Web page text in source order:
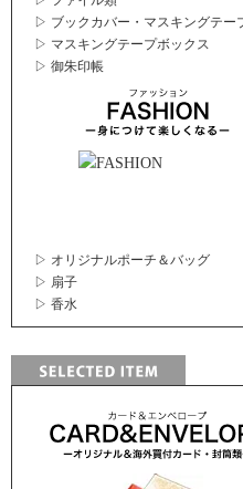
▷ ブックカバー・マスキングテー
▷ マスキングテープボックス
▷ 御朱印帳
▷ オリジナルポーチ＆バッグ
▷ 扇子
▷ 香水